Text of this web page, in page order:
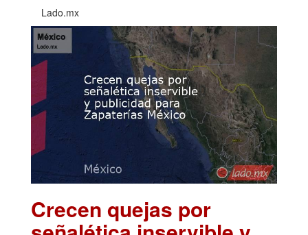
Lado.mx
Crecen quejas por